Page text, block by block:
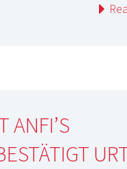
ANFI’S